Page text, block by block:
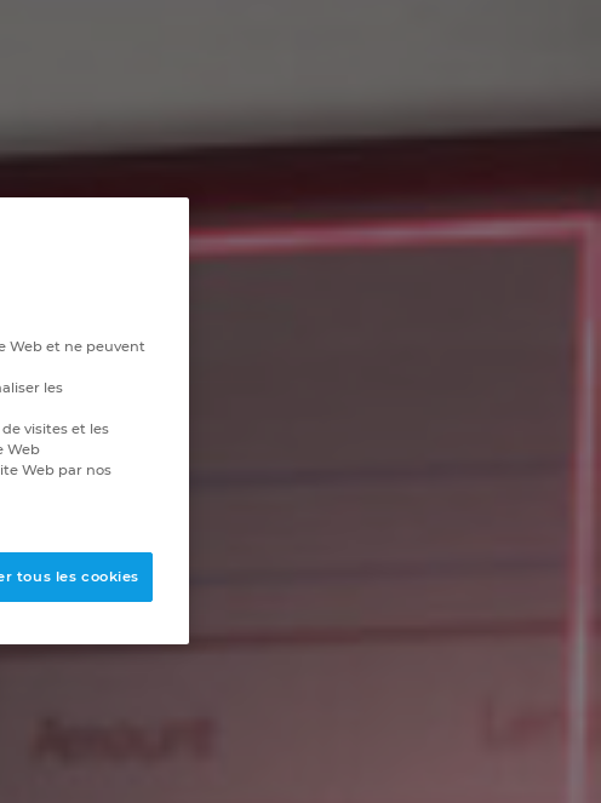
Web et ne peuvent
les
visites et les
Web
Web par nos
tous les cookies